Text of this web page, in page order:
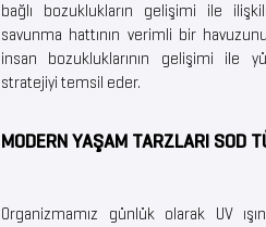
bağlı bozuklukların gelişimi ile
savunma hattının verimli bir
insan bozukluklarının gelişimi ile
stratejiyi temsil eder.
MODERN YAŞAM TARZLARI SOD
Organizmamız günlük olarak UV